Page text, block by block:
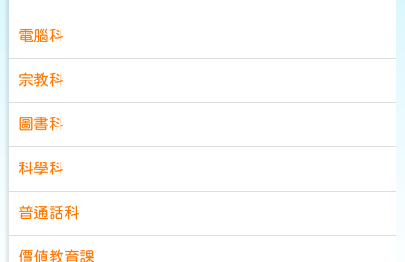
電腦科
宗教科
圖書科
科學科
普通話科
價值教育課